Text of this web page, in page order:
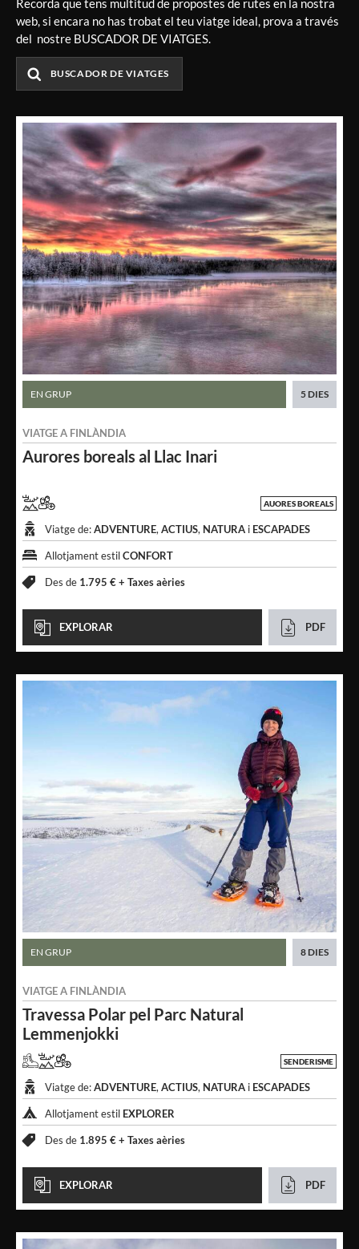
Recorda que tens multitud de propostes de rutes en la nostra
web, si encara no has trobat el teu viatge ideal, prova a través
del nostre BUSCADOR DE VIATGES.
BUSCADOR DE VIATGES
Aurores boreals al Llac Inari
VIATGE A FINLÀNDIA
EN GRUP 5 DIES
AUORES BOREALS
Viatge de:ADVENTURE, ACTIUS, NATURA i ESCAPADES
Allotjament estilCONFORT
Des de 1.795 € + Taxes aèries
EXPLORAR PDF
Travessa Polar pel Parc Natural
Lemmenjokki
VIATGE A FINLÀNDIA
EN GRUP 8 DIES
SENDERISME
Viatge de:ADVENTURE, ACTIUS, NATURA i ESCAPADES
Allotjament estil EXPLORER
Des de 1.895 € + Taxes aèries
EXPLORAR PDF